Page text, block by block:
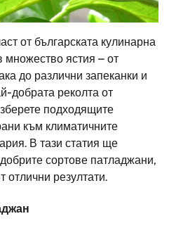
от българската кулинарна
множество ястия – от
до различни запеканки и
добрата реколта от
подходящите
към климатичните
В тази статия ще
сортове патладжани,
отлични резултати.